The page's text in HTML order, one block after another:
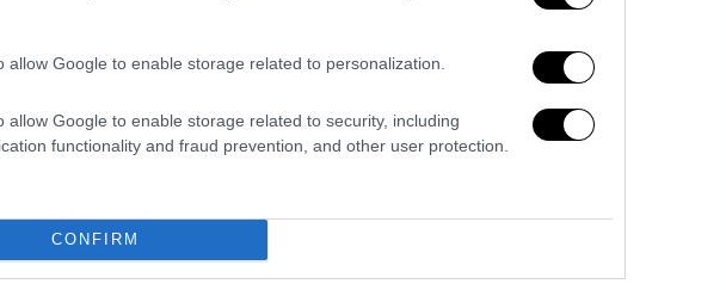
allow Google to enable storage related to personalization.
allow Google to enable storage related to security, including
functionality and fraud prevention, and other user protection.
CONFIRM
che non si dica da tutto il resto. Ciò non toglie che sarebbe già
un enorme punto
averlo capito: chi ha organizzato il convegno a Latina ieri sì. Per il momento.